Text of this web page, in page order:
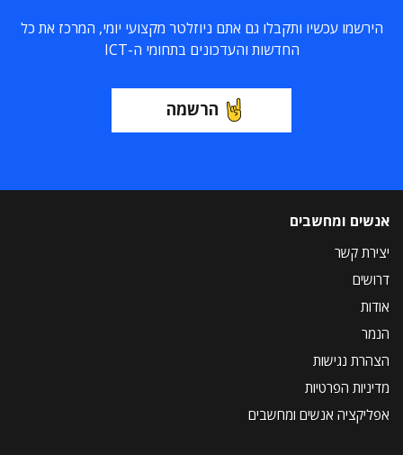
הירשמו עכשיו ותקבלו גם אתם ניוזלטר מקצועי יומי, המרכז את כל
החדשות והעדכונים בתחומי ה-ICT
הרשמה
אנשים ומחשבים
יצירת קשר
דרושים
אודות
הנמר
הצהרת נגישות
מדיניות הפרטיות
אפליקציה אנשים ומחשבים